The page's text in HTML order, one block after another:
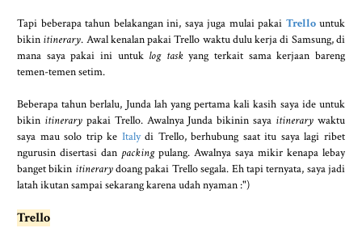
Tapi beberapa tahun belakangan ini, saya juga mulai pakai Trellountuk
bikin itinerary. Awal kenalan pakai Trello waktu dulu kerja di Samsung, di
mana saya pakai ini untuk log taskyang terkait sama kerjaan bareng
temen-temen setim.
Beberapa tahun berlalu, Junda lah yang pertama kali kasih saya ide untuk
bikin itinerarypakai Trello. Awalnya Junda bikinin saya itinerary waktu
saya mau solo trip ke Italydi Trello, berhubung saat itu saya lagi ribet
ngurusin disertasi dan packingpulang. Awalnya saya mikir kenapa lebay
banget bikin itinerarydoang pakai Trello segala. Eh tapi ternyata, saya jadi
latah ikutan sampai sekarang karena udah nyaman :")
Trello